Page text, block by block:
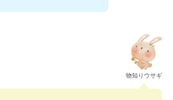
物知りウサギ